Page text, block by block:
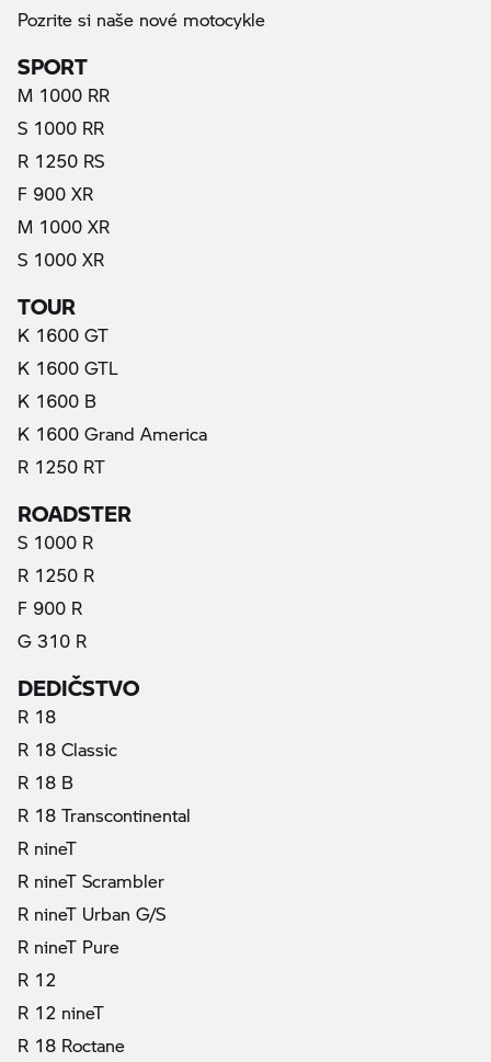
Pozrite si naše nové motocykle
SPORT
M 1000 RR
S 1000 RR
R 1250 RS
F 900 XR
M 1000 XR
S 1000 XR
TOUR
K 1600 GT
K 1600 GTL
K 1600 B
K 1600 Grand America
R 1250 RT
ROADSTER
S 1000 R
R 1250 R
F 900 R
G 310 R
DEDIČSTVO
R 18
R 18 Classic
R 18 B
R 18 Transcontinental
R nineT
R nineT Scrambler
R nineT Urban G/S
R nineT Pure
R 12
R 12 nineT
R 18 Roctane